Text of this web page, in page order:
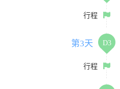
行程
第3天 D3
行程